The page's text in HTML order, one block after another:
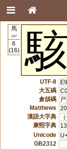
馬
187
6
(16)
駭
UTF-8
大五碼
倉頡碼
Matthews
漢語大字典
康熙字典
Unicode
GB2312